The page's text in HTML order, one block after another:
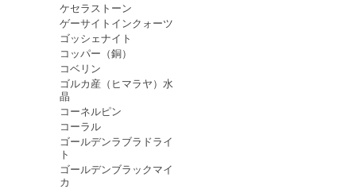
ケセラストーン
ゲーサイトインクォーツ
ゴッシェナイト
コッパー（銅）
コベリン
ゴルカ産（ヒマラヤ）水
晶
コーネルピン
コーラル
ゴールデンラブラドライ
ト
ゴールデンブラックマイ
カ